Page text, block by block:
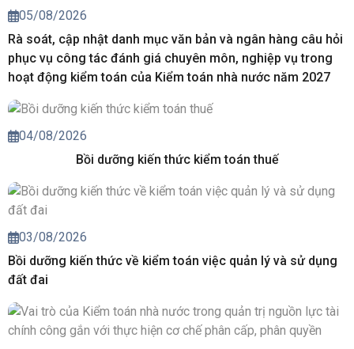
05/08/2026
Rà soát, cập nhật danh mục văn bản và ngân hàng câu hỏi
phục vụ công tác đánh giá chuyên môn, nghiệp vụ trong
hoạt động kiểm toán của Kiểm toán nhà nước năm 2027
04/08/2026
Bồi dưỡng kiến thức kiểm toán thuế
03/08/2026
Bồi dưỡng kiến thức về kiểm toán việc quản lý và sử dụng
đất đai